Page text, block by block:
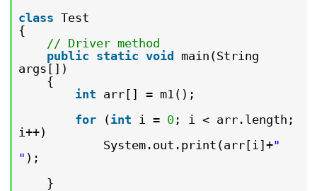
class Test
{
// Driver method
public static void main(String
args[])
{
int arr[] = m1();
for
(int i = 0; i < arr.length;
i++)
System.out.print(arr[i]+"
" );
}